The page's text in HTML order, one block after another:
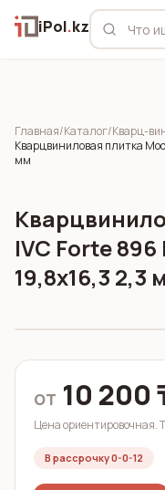
iPol.kz
Главная/Каталог/Кварц-
Кварцвиниловая плитка
мм
IVC Forte
19,8x16,3 2,3
от 10 200
Цена ориентировочная.
В рассрочку 0-0-12